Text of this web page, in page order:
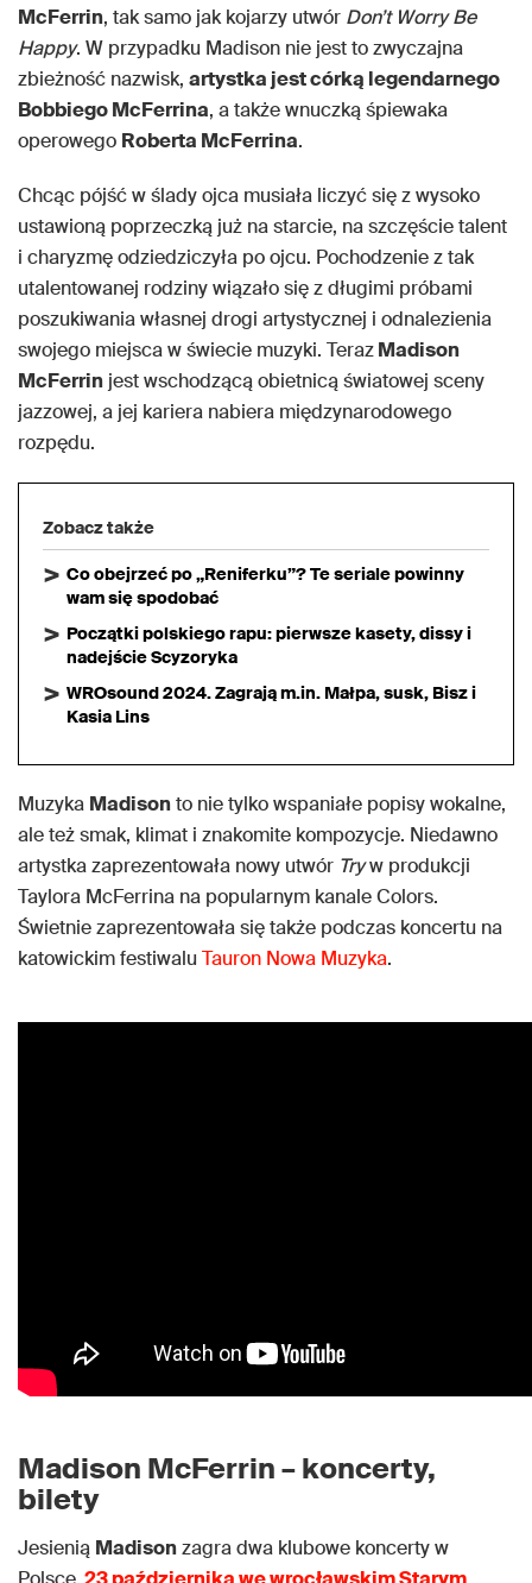
McFerrin, tak samo jak kojarzy utwór Don’t Worry Be
Happy. W przypadku Madison nie jest to zwyczajna
zbieżność nazwisk, artystka jest córką legendarnego
Bobbiego McFerrina, a także wnuczką śpiewaka
operowego Roberta McFerrina.
Chcąc pójść w ślady ojca musiała liczyć się z wysoko
ustawioną poprzeczką już na starcie, na szczęście talent
i charyzmę odziedziczyła po ojcu. Pochodzenie z tak
utalentowanej rodziny wiązało się z długimi próbami
poszukiwania własnej drogi artystycznej i odnalezienia
swojego miejsca w świecie muzyki. TerazMadison
McFerrin jest wschodzącą obietnicą światowej sceny
jazzowej, a jej kariera nabiera międzynarodowego
rozpędu.
Zobacz także
Co obejrzeć po „Reniferku”? Te seriale powinny
wam się spodobać
Początki polskiego rapu: pierwsze kasety, dissy i
nadejście Scyzoryka
WROsound 2024. Zagrają m.in. Małpa, susk, Bisz i
Kasia Lins
Muzyka Madisonto nie tylko wspaniałe popisy wokalne,
ale też smak, klimat i znakomite kompozycje. Niedawno
artystka zaprezentowała nowy utwór Tryw produkcji
Taylora McFerrina na popularnym kanale Colors.
Świetnie zaprezentowała się także podczas koncertu na
katowickim festiwalu Tauron Nowa Muzyka.
Madison McFerrin – koncerty,
bilety
Jesienią Madisonzagra dwa klubowe koncerty w